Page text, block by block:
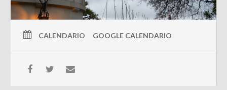
CALENDARIO GOOGLE CALENDARIO